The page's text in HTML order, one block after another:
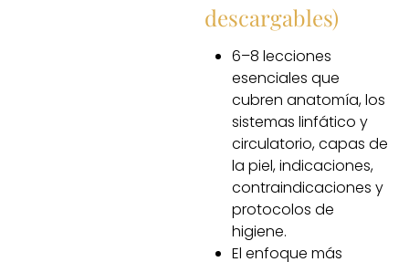
descargables)
6–8 lecciones
esenciales que
cubren anatomía, los
sistemas linfático y
circulatorio, capas de
la piel, indicaciones,
contraindicaciones y
protocolos de
higiene.
El enfoque más